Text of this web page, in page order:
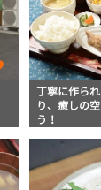
丁寧に作ら
り、癒しの
う！